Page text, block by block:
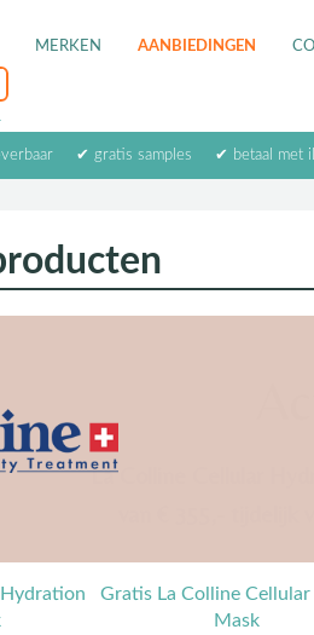
MERKEN AANBIEDINGEN
✔ gratis samples ✔ betaal met
Gratis La Colline
Mask